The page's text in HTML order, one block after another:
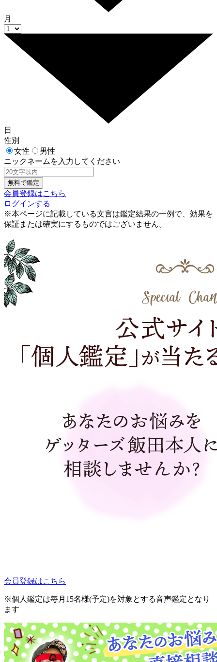
月
日
性別
女性
男性
ニックネームを入力してください
会員登録はこちら
ログインする
※本ページに記載している文言は鑑定結果の一例で、効果を
保証または確実にするものではございません。
会員登録はこちら
※個人鑑定は毎月15名様(予定)を対象とする音声鑑定となり
ます